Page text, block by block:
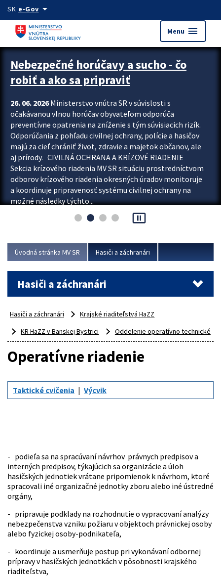
Preskocit na hlavný obsah
SK e-Govarrow_drop_down
Menu menu
Zastavit automatický posun upútavok
Nebezpečné horúčavy a sucho - čo
robiť a ako sa pripraviť
26. 06. 2026Ministerstvo vnútra SR v súvislosti s
očakávanou vlnou horúčav obyvateľom odporúča
preventívne opatrenia na zníženie s tým súvisiacich rizík.
Odporúčania z pohľadu civilnej ochrany, polície a hasičov
majú za cieľ chrániť život, zdravie a majetok občanov, ale
aj prírody. CIVILNÁ OCHRANA A KRÍZOVÉ RIADENIE
Sekcia krízového riadenia MV SR situáciu prostredníctvom
odborov krízového riadenia okresných úradov monitoruje
a koordinuje pripravenosť systému civilnej ochrany na
možné následky týchto...
pause_presentation
Úvodná stránka MV SR Hasiči a záchranári
Hasiči a záchranári
Hasiči a záchranári
Krajské riaditeľstvá HaZZ
KR HaZZ v Banskej Bystrici
Oddelenie operatívno technické
Operatívne riadenie
Taktické cvičenia Výcvik
- podieľa sa na spracúvaní návrhov právnych predpisov a
interných predpisov, týkajúcich sa organizácie a úloh
hasičských jednotiek vrátane pripomienok k návrhom, ktoré
spracovali iné organizačné jednotky zboru alebo iné ústredné
orgány,
- pripravuje podklady na rozhodnutie o vypracovaní analýzy
nebezpečenstva vzniku požiaru v objektoch právnickej osoby
alebo fyzickej osoby-podnikateľa,
- koordinuje a usmerňuje postup pri vykonávaní odbornej
prípravy v hasičských jednotkách v pôsobnosti krajského
riaditeľstva,